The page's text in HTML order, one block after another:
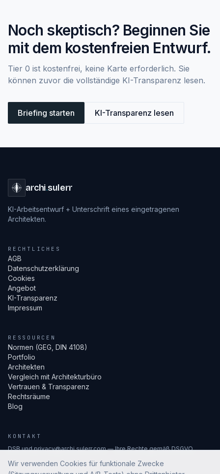
Noch skeptisch? Beginnen Sie
mit dem kostenfreien Entwurf.
Tier 0 ist kostenfrei, keine Karte erforderlich. Sie
können zuvor die vollständige KI-Transparenz lesen.
Briefing starten KI-Transparenz lesen
archi.sulerr
KI-Arbeitsentwurf + Unterschrift eines eingetragenen
Architekten.
RECHTLICHES
AGB
Datenschutzerklärung
Cookies
Angebot
KI-Transparenz
Impressum
RESSOURCEN
Normen (GEG, DIN 4108)
Portfolio
Architekten
Vergleich mit Architekturbüro
Vertrauen & Transparenz
Rechtsräume
Blog
KONTAKT
DSB und privacy@archi.sulerr.com — Ihre Rechte gemäß DSGVO.
Wir verwenden Cookies für funktionale Zwecke